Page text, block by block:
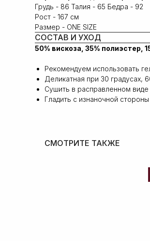
Грудь - 86 Талия - 65 Бедра - 92
Рост - 167 см
Размер - ONE SIZE
СОСТАВ И УХОД
50% вискоза, 35% полиэстер,
Рекомендуем использовать
Деликатная при 30 градусах,
Сушить в расправленном
Гладить с изнаночной стороны
СМОТРИТЕ ТАКЖЕ